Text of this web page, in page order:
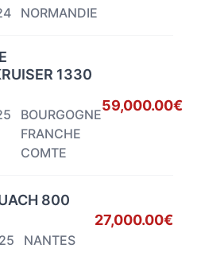
NORMANDIE
1330
BOURGOGNE
FRANCHE
COMTE
59,000.00€
800
NANTES
27,000.00€